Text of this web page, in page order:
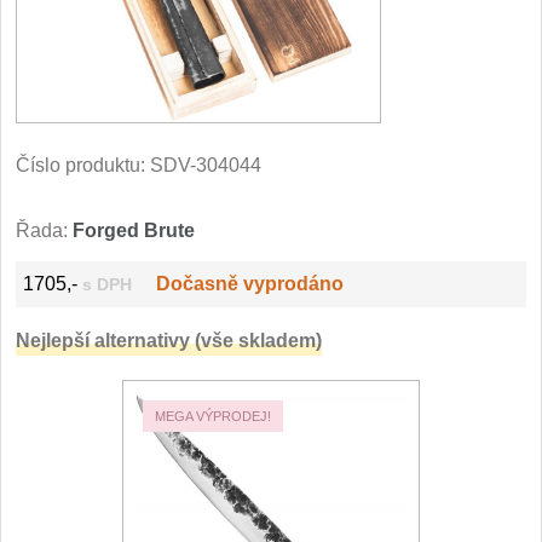
Filetovací nože 7
Nože na chleba 27
Vykosťovací nože 41
Steakové nože 2
Plátkovací nože 27
Porcovací nože 2
Sekáčky a speciální nože
57
Číslo produktu: SDV-304044
Řada: Forged Brute
1705,- s DPH Dočasně vyprodáno
Nejlepší alternativy (vše skladem)
MEGA VÝPRODEJ!